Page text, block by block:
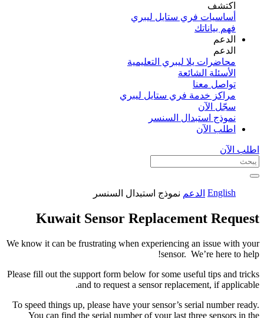
اكتشف​
أساسيات فري ستايل ليبري
فهم بياناتك
الدعم
الدعم
محاضرات يلا ليبري التعليمية
الأسئلة الشائعة
تواصل معنا
مراكز خدمة فري ستايل ليبري
سجّل الآن​
نموذج استبدال السنسر
اطلب الآن
اطلب الآن
English الدعم نموذج استبدال السنسر
Kuwait Sensor Replacement Request
We know it can be frustrating when experiencing an issue with your
sensor. We’re here to help!
Please fill out the support form below for some useful tips and tricks
and to request a sensor replacement, if applicable.
To speed things up, please have your sensor’s serial number ready.
You can find the serial number of your last three sensors in the